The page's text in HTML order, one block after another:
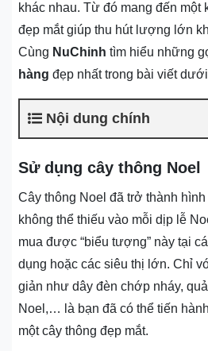
khác nhau. Từ đó mang đến một
đẹp mắt giúp thu hút lượng lớn
Cùng NuChinh tìm hiểu những
hàng đẹp nhất trong bài viết
Nội dung chính
Sử dụng cây thông Noel
Cây thông Noel đã trở thành
không thể thiếu vào mỗi dịp lễ
mua được “biểu tượng” này tại
dụng hoặc các siêu thị lớn. Chỉ
giản như dây đèn chớp nháy,
Noel,… là bạn đã có thể tiến
một cây thông đẹp mắt.